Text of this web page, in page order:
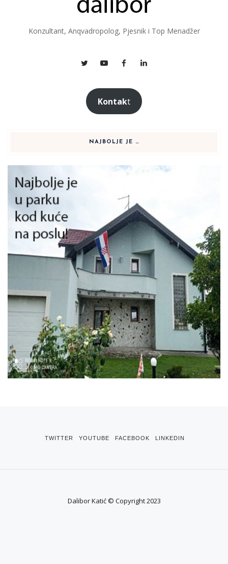
Konzultant, Anqvadropolog, Pjesnik i Top Menadžer
Kontakt
NAJBOLJE JE …
TWITTER YOUTUBE FACEBOOK LINKEDIN
Dalibor Katić © Copyright 2023